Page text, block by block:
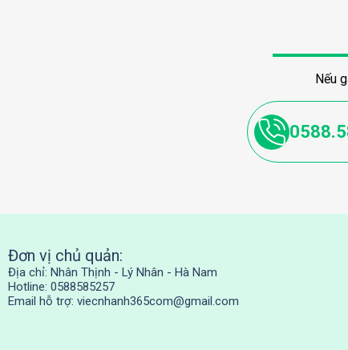
Nếu
Đơn vị chủ quản:
Địa chỉ: Nhân Thịnh - Lý Nhân - Hà Nam
Hotline: 0588585257
Email hỗ trợ: viecnhanh365com@gmail.com